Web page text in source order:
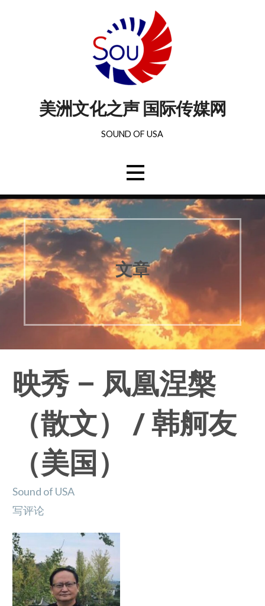
美洲文化之声 国际传媒网
SOUND OF USA
文章
映秀 – 凤凰涅槃
（散文） / 韩舸友
（美国）
Sound of USA
写评论